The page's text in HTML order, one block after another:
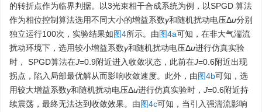
的转折点作为临界判据。以3光束相干合成系统为例，以SPGD 算法
作为相位控制算法选用不同大小的增益系数γ和随机扰动电压Δu分别
独立运行100次，实验结果如图4所示。由图4a可知，在非大气湍流
扰动环境下，选用较小增益系数γ和随机扰动电压Δu进行仿真实验
时， SPGD算法在J=0.9附近进入收敛状态，此前在J=0.6附近出现
拐点，陷入局部最优解从而影响收敛速度。此外，由图4b可知，选
用较大增益系数γ和随机扰动电压Δu进行仿真实验时， J=0.6附近持
续震荡，最终无法达到收敛效果。由图4c可知，当引入强湍流影响